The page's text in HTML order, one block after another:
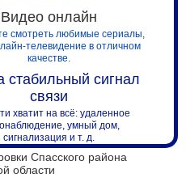
Видео онлайн
смотреть любимые сериалы,
телевидение в отличном
качестве.
стабильный сигнал
связи
хватит на всё: удаленное
умный дом,
сигнализация и т. д.